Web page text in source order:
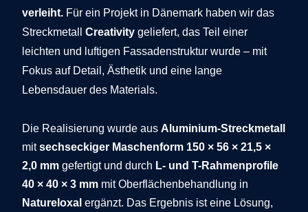
verleiht. Für ein Projekt in Dänemark haben wir das
Streckmetall Creativity geliefert, das Teil einer
leichten und luftigen Fassadenstruktur wurde – mit
Fokus auf Detail, Ästhetik und eine lange
Lebensdauer des Materials.
Die Realisierung wurde aus Aluminium-Streckmetall
mitsechseckiger Maschenform 150 × 56 × 21,5 ×
2,0 mm gefertigt und durch L- und T-Rahmenprofile
40 × 40 × 3 mm mit Oberflächenbehandlung in
Natureloxal ergänzt. Das Ergebnis ist eine Lösung,